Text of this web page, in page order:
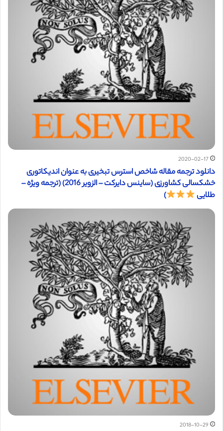
2020-02-17
دانلود ترجمه مقاله شاخص استرس تبخیری به عنوان اندیکاتوری
خشکسالی کشاورزی (ساینس دایرکت – الزویر 2016) (ترجمه ویژه –
طلایی
)
2018-10-29